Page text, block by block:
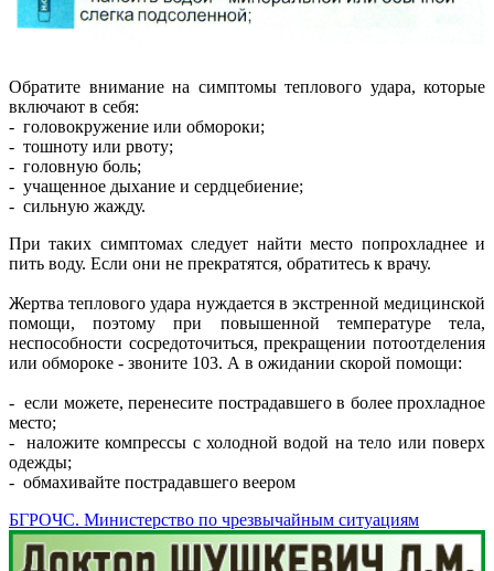
Обратите внимание на симптомы теплового удара, которые
включают в себя:
- головокружение или обмороки;
- тошноту или рвоту;
- головную боль;
- учащенное дыхание и сердцебиение;
- сильную жажду.
При таких симптомах следует найти место попрохладнее и
пить воду. Если они не прекратятся, обратитесь к врачу.
Жертва теплового удара нуждается в экстренной медицинской
помощи, поэтому при повышенной температуре тела,
неспособности сосредоточиться, прекращении потоотделения
или обмороке - звоните 103. А в ожидании скорой помощи:
- если можете, перенесите пострадавшего в более прохладное
место;
- наложите компрессы с холодной водой на тело или поверх
одежды;
- обмахивайте пострадавшего веером
БГРОЧС. Министерство по чрезвычайным ситуациям